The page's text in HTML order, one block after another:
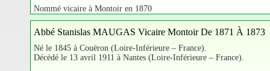
Nommé vicaire à Montoir en 1870
Abbé Stanislas MAUGAS Vicaire Montoir De 1871 À 1873
Né le 1845 à Couëron (Loire-Inférieure – France).
Décédé le 13 avril 1911 à Nantes (Loire-Inférieure – France).